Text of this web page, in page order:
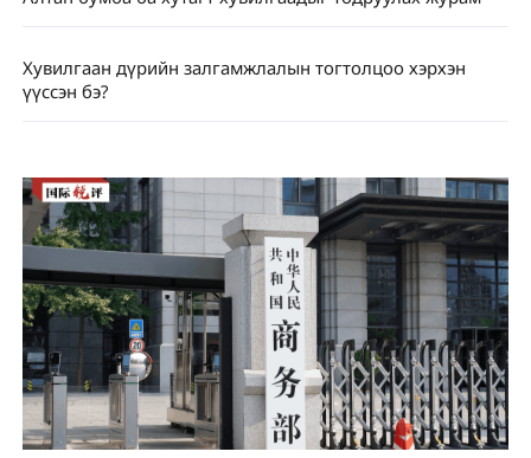
Хувилгаан дүрийн залгамжлалын тогтолцоо хэрхэн
үүссэн бэ?